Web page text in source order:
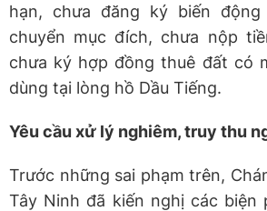
hạn, chưa đăng ký biến
chuyển mục đích, chưa nộp
chưa ký hợp đồng thuê đất có
dùng tại lòng hồ Dầu Tiếng.
Yêu cầu xử lý nghiêm, truy thu
Trước những sai phạm trên,
Tây Ninh đã kiến nghị các biện